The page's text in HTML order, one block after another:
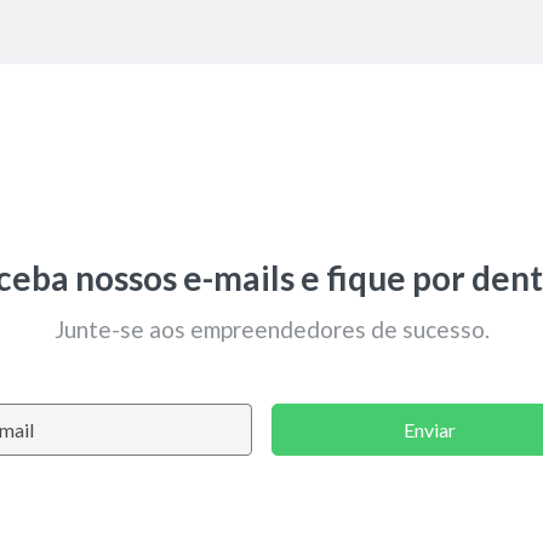
nossos e-mails e fique por
Junte-se aos empreendedores de sucesso.
Enviar